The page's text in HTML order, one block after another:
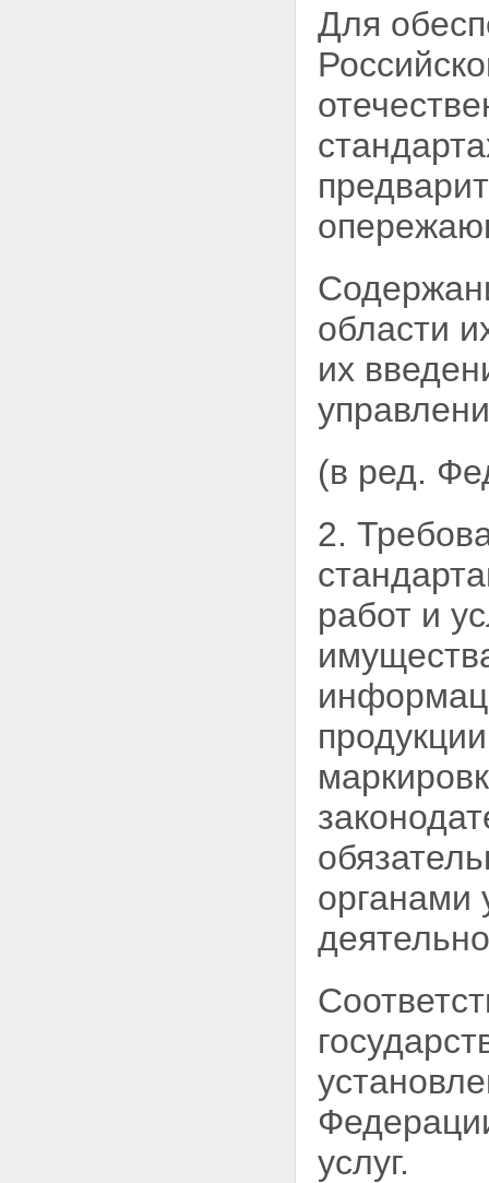
Для
области
их
(в ред.
2.
работ и
органами
услуг.